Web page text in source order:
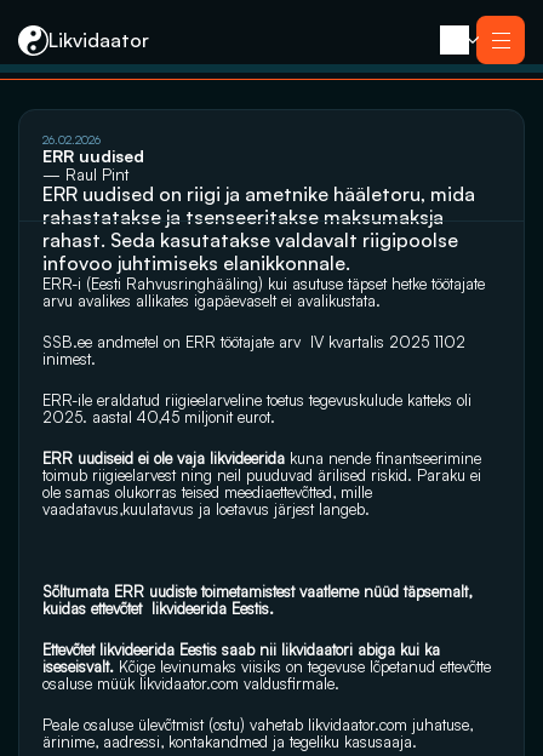
Likvidaator
Ликвидация с продажей
Ликвидация компании
Реорганизация
Банкротство
Закрытие компании e-резидента
Kontakt
26.02.2026
ERR uudised
— Raul Pint
ERR uudised on riigi ja ametnike hääletoru, mida
rahastatakse ja tsenseeritakse maksumaksja
rahast. Seda kasutatakse valdavalt riigipoolse
infovoo juhtimiseks elanikkonnale.
ERR-i (Eesti Rahvusringhääling) kui asutuse täpset hetke töötajate
arvu avalikes allikates igapäevaselt ei avalikustata.
SSB.ee andmetel on ERR töötajate arv  IV kvartalis 2025 1102
inimest.
ERR-ile eraldatud riigieelarveline toetus tegevuskulude katteks oli
2025. aastal 40,45 miljonit eurot.
ERR uudiseid ei ole vaja likvideerida kuna nende finantseerimine
toimub riigieelarvest ning neil puuduvad ärilised riskid. Paraku ei
ole samas olukorras teised meediaettevõtted, mille
vaadatavus,kuulatavus ja loetavus järjest langeb.
Sõltumata ERR uudiste toimetamistest vaatleme nüüd täpsemalt,
kuidas ettevõtet  likvideerida Eestis.
Ettevõtet likvideerida Eestis saab nii likvidaatori abiga kui ka
iseseisvalt. Kõige levinumaks viisiks on tegevuse lõpetanud ettevõtte
osaluse müük likvidaator.com valdusfirmale.
Peale osaluse ülevõtmist (ostu) vahetab likvidaator.com juhatuse,
ärinime, aadressi, kontakandmed ja tegeliku kasusaaja.